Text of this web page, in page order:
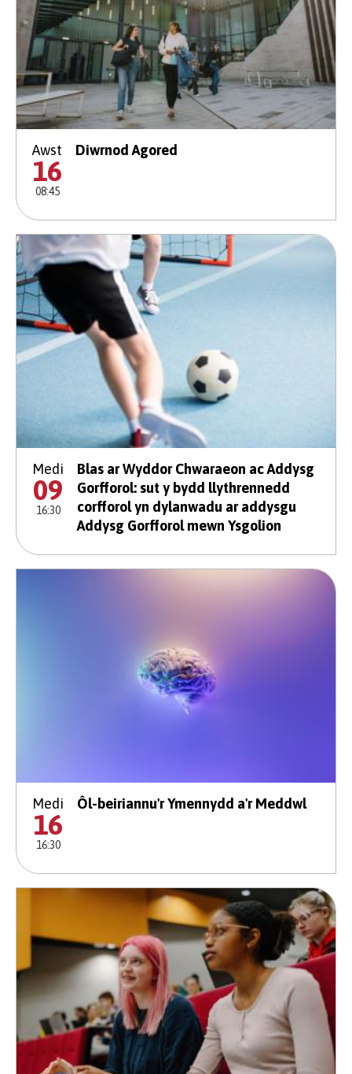
Awst
16
08:45
Diwrnod Agored
Medi
09
16:30
Blas ar Wyddor Chwaraeon ac Addysg
Gorfforol: sut y bydd llythrennedd
corfforol yn dylanwadu ar addysgu
Addysg Gorfforol mewn Ysgolion
Medi
16
16:30
Ôl-beiriannu'r Ymennydd a'r Meddwl